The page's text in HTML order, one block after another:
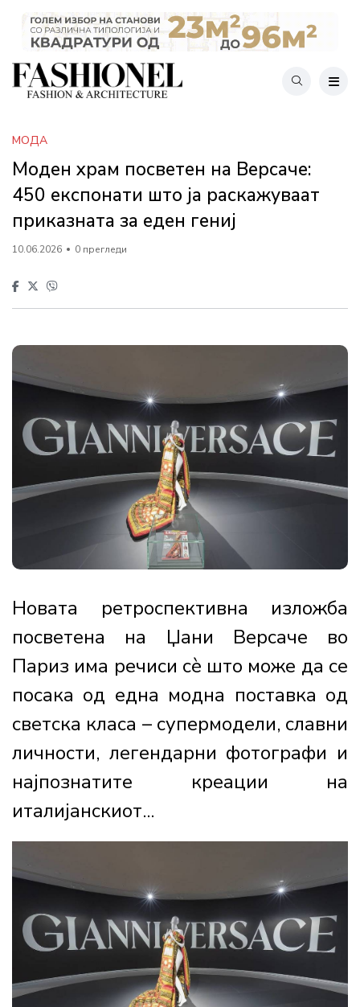
МОДА
Моден храм посветен на Версаче:
450 експонати што ја раскажуваат
приказната за еден гениј
10.06.2026 0 прегледи
Новата ретроспективна изложба
посветена на Џани Версаче во
Париз има речиси сè што може да се
посака од една модна поставка од
светска класа – супермодели, славни
личности, легендарни фотографи и
најпознатите креации на
италијанскиот...